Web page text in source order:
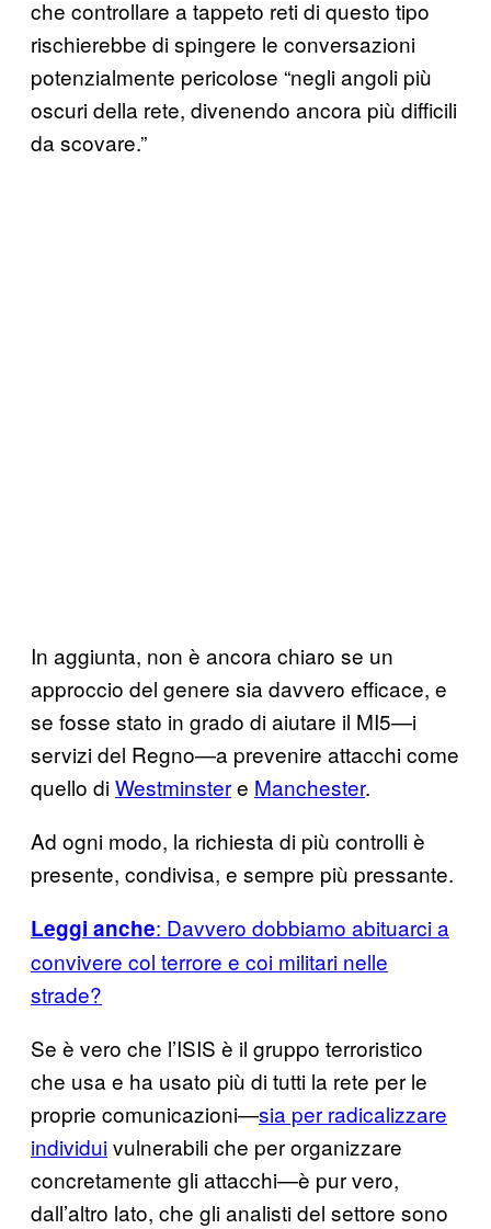
che controllare a tappeto reti di questo tipo
rischierebbe di spingere le conversazioni
potenzialmente pericolose “negli angoli più
oscuri della rete, divenendo ancora più difficili
da scovare.”
In aggiunta, non è ancora chiaro se un
approccio del genere sia davvero efficace, e
se fosse stato in grado di aiutare il MI5—i
servizi del Regno—a prevenire attacchi come
quello diWestminstere Manchester.
Ad ogni modo, la richiesta di più controlli è
presente, condivisa, e sempre più pressante.
Leggi anche: Davvero dobbiamo abituarci a
convivere col terrore e coi militari nelle
strade?
Se è vero che l’ISIS è il gruppo terroristico
che usa e ha usato più di tutti la rete per le
proprie comunicazioni—sia per radicalizzare
individuivulnerabili che per organizzare
concretamente gli attacchi—è pur vero,
dall’altro lato, che gli analisti del settore sono